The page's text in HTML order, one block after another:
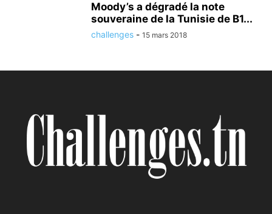
Moody’s a dégradé la note
souveraine de la Tunisie de B1...
challenges - 15 mars 2018